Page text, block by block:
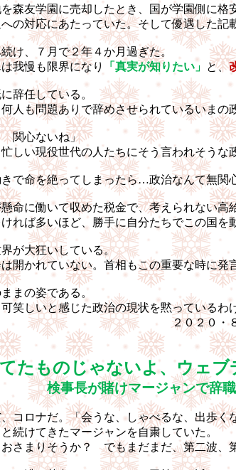
森友学園に売却したとき、国が学園側に格
の対応にあたっていた。そして優遇した
け、７月で２年４か月過ぎた。
我慢も限界になり
「真実が知りたい」 と、
辞任している。
人も問題ありで辞めさせられているいま
関心ないね」
しい現役世代の人たちにそう言われそうな
で命を絶ってしまったら…政治なんて無関
命に働いて収めた税金で、考えられない高
れば多いほど、勝手に自分たちでこの国を
が大狂いしている。
開かれていない。首相もこの重要な時に発
まの姿である。
笑しいと感じた政治の現状を黙っているわ
０・８・
たものじゃないよ、ウェブ
検事長が賭けマージャンで辞職
コロナだ。「会うな、しゃべるな、出歩く
続けてきたマージャンを自粛していた。
さまりそうか？ でもまだまだ、第二波、